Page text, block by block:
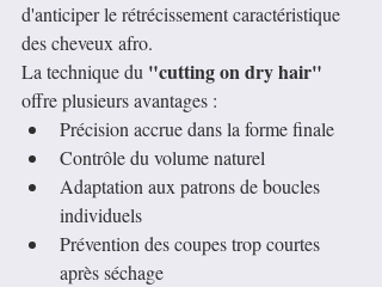
d'anticiper le rétrécissement caractéristique
des cheveux afro.
La technique du "cutting on dry hair"
offre plusieurs avantages :
Précision accrue dans la forme finale
Contrôle du volume naturel
Adaptation aux patrons de boucles
individuels
Prévention des coupes trop courtes
après séchage